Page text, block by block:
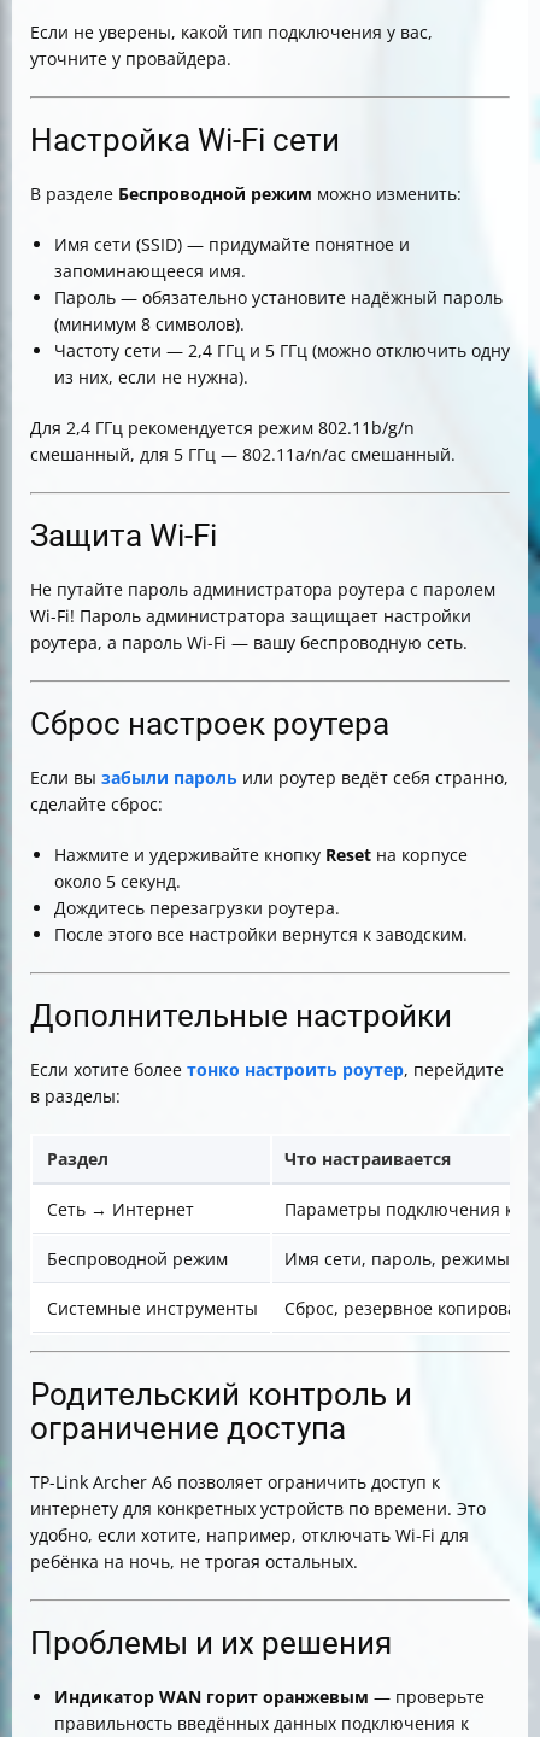
Если не уверены, какой тип подключения у вас,
уточните у провайдера.
Настройка Wi-Fi сети
В разделе Беспроводной режим можно изменить:
Имя сети (SSID) — придумайте понятное и
запоминающееся имя.
Пароль — обязательно установите надёжный пароль
(минимум 8 символов).
Частоту сети — 2,4 ГГц и 5 ГГц (можно отключить одну
из них, если не нужна).
Для 2,4 ГГц рекомендуется режим 802.11b/g/n
смешанный, для 5 ГГц — 802.11a/n/ac смешанный.
Защита Wi-Fi
Не путайте пароль администратора роутера с паролем
Wi-Fi! Пароль администратора защищает настройки
роутера, а пароль Wi-Fi — вашу беспроводную сеть.
Сброс настроек роутера
Если вы забыли пароль или роутер ведёт себя странно,
сделайте сброс:
Нажмите и удерживайте кнопку Reset на корпусе
около 5 секунд.
Дождитесь перезагрузки роутера.
После этого все настройки вернутся к заводским.
Дополнительные настройки
Если хотите более тонко настроить роутер, перейдите
в разделы:
Раздел Что настраивается
Сеть → Интернет Параметры подключения к
Беспроводной режим Имя сети, пароль, режимы
Системные инструменты Сброс, резервное
Родительский контроль и
ограничение доступа
TP-Link Archer A6 позволяет ограничить доступ к
интернету для конкретных устройств по времени. Это
удобно, если хотите, например, отключать Wi-Fi для
ребёнка на ночь, не трогая остальных.
Проблемы и их решения
Индикатор WAN горит оранжевым — проверьте
правильность введённых данных подключения к